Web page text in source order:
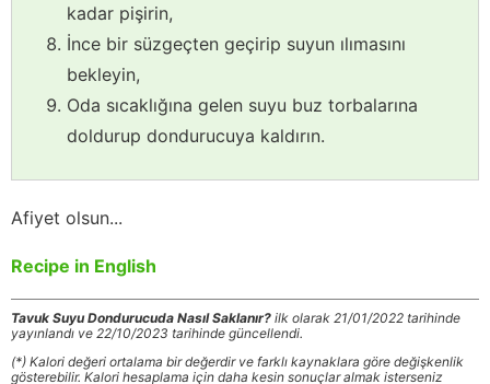
kadar pişirin,
İnce bir süzgeçten geçirip suyun ılımasını
bekleyin,
Oda sıcaklığına gelen suyu buz torbalarına
doldurup dondurucuya kaldırın.
Afiyet olsun...
Recipe in English
Tavuk Suyu Dondurucuda Nasıl Saklanır? ilk olarak 21/01/2022 tarihinde
yayınlandı ve 22/10/2023 tarihinde güncellendi.
(*) Kalori değeri ortalama bir değerdir ve farklı kaynaklara göre değişkenlik
gösterebilir. Kalori hesaplama için daha kesin sonuçlar almak isterseniz